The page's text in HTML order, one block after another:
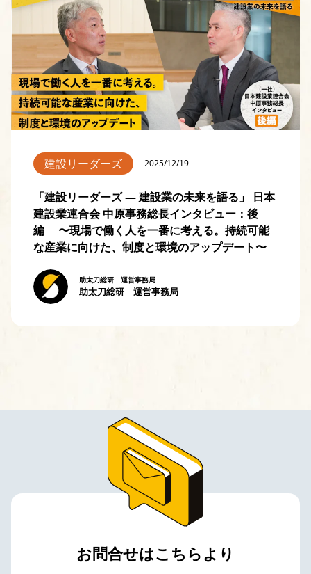
建設リーダーズ 2025/12/19
「建設リーダーズ — 建設業の未来を語る」 日本
建設業連合会 中原事務総長インタビュー：後
編 〜現場で働く人を一番に考える。持続可能
な産業に向けた、制度と環境のアップデート〜
助太刀総研 運営事務局
助太刀総研 運営事務局
お問合せはこちらより